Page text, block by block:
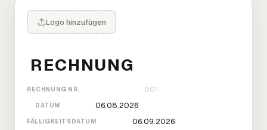
Logo hinzufügen
RECHNUNG NR.
DATUM
FÄLLIGKEITSDATUM